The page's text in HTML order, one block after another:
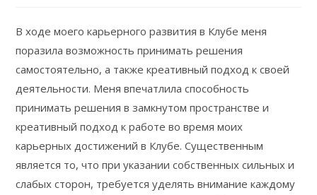
В ходе моего карьерного развития в Клубе меня
поразила возможность принимать решения
самостоятельно, а также креативный подход к своей
деятельности. Меня впечатлила способность
принимать решения в замкнутом пространстве и
креативный подход к работе во время моих
карьерных достижений в Клубе. Существенным
является то, что при указании собственных сильных и
слабых сторон, требуется уделять внимание каждому